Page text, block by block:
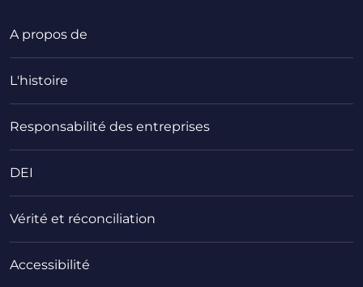
A propos de
L'histoire
Responsabilité des entreprises
DEI
Vérité et réconciliation
Accessibilité